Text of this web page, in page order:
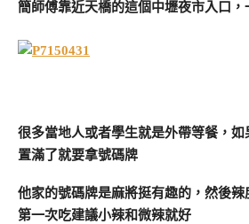
簡師傅靠近天橋的這個中壢夜市入口，
很多當地人或者學生就是外帶等餐，
置滿了就要拿號碼牌
他家的號碼牌是麻將挺有趣的，然後辣
第一次吃建議小辣和微辣就好